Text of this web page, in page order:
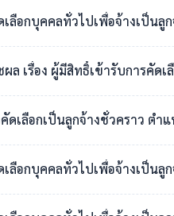
เลือกบุคคลทั่วไปเพื่อจ้างเป็น
อง ผู้มีสิทธิ์เข้ารับการคัดเลือกบุคค
เลือกเป็นลูกจ้างชั่วคราว ตำ
เลือกบุคคลทั่วไปเพื่อจ้างเป็น